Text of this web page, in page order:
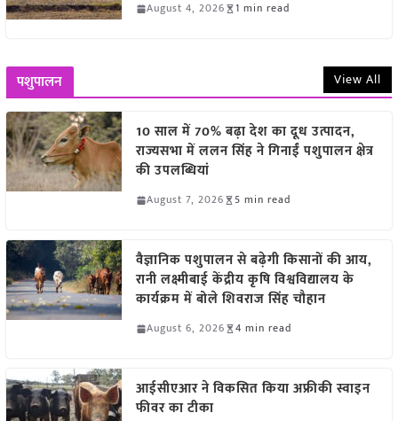
August 4, 2026 1 min read
पशुपालन View All
10 साल में 70% बढ़ा देश का दूध उत्पादन,
राज्यसभा में ललन सिंह ने गिनाईं पशुपालन क्षेत्र
की उपलब्धियां
August 7, 2026 5 min read
वैज्ञानिक पशुपालन से बढ़ेगी किसानों की आय,
रानी लक्ष्मीबाई केंद्रीय कृषि विश्वविद्यालय के
कार्यक्रम में बोले शिवराज सिंह चौहान
August 6, 2026 4 min read
आईसीएआर ने विकसित किया अफ्रीकी स्वाइन
फीवर का टीका